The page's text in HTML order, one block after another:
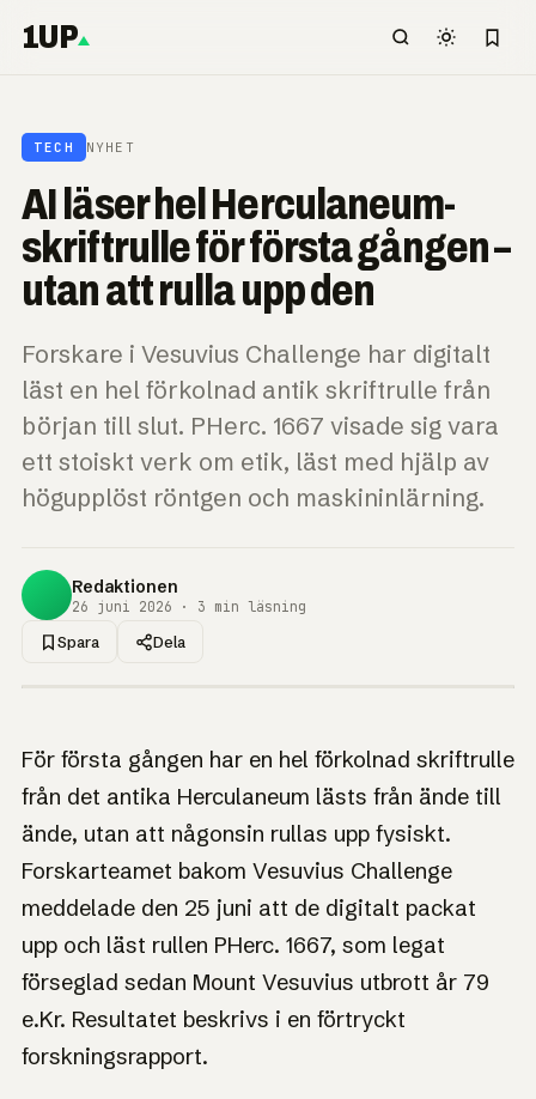
1UP
TECH NYHET
AI läser hel Herculaneum-
skriftrulle för första gången –
utan att rulla upp den
Forskare i Vesuvius Challenge har digitalt
läst en hel förkolnad antik skriftrulle från
början till slut. PHerc. 1667 visade sig vara
ett stoiskt verk om etik, läst med hjälp av
högupplöst röntgen och maskininlärning.
Redaktionen
26 juni 2026 · 3 min läsning
Spara Dela
AI läser hel
Herculaneum-
skriftrulle för första
gången – utan att
rulla upp den
Förseglad sedan Vesuvius utbrott år 79 – nu läst från
ände till ände, utan att vidröras.
För första gången har en hel förkolnad skriftrulle
från det antika Herculaneum lästs från ände till
ände, utan att någonsin rullas upp fysiskt.
Forskarteamet bakom Vesuvius Challenge
meddelade den 25 juni att de digitalt packat
upp och läst rullen PHerc. 1667, som legat
förseglad sedan Mount Vesuvius utbrott år 79
e.Kr. Resultatet beskrivs i en förtryckt
forskningsrapport.